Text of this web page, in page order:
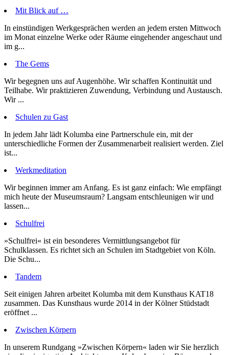
Mit Blick auf …
In einstündigen Werkgesprächen werden an jedem ersten Mittwoch
im Monat einzelne Werke oder Räume eingehender angeschaut und
im g...
The Gems
Wir begegnen uns auf Augenhöhe. Wir schaffen Kontinuität und
Teilhabe. Wir praktizieren Zuwendung, Verbindung und Austausch.
Wir ...
Schulen zu Gast
In jedem Jahr lädt Kolumba eine Partnerschule ein, mit der
unterschiedliche Formen der Zusammenarbeit realisiert werden. Ziel
ist...
Werkmeditation
Wir beginnen immer am Anfang. Es ist ganz einfach: Wie empfängt
mich heute der Museumsraum? Langsam entschleunigen wir und
lassen...
Schulfrei
»Schulfrei« ist ein besonderes Vermittlungsangebot für
Schulklassen. Es richtet sich an Schulen im Stadtgebiet von Köln.
Die Schu...
Tandem
Seit einigen Jahren arbeitet Kolumba mit dem Kunsthaus KAT18
zusammen. Das Kunsthaus wurde 2014 in der Kölner Stüdstadt
eröffnet ...
Zwischen Körpern
In unserem Rundgang »Zwischen Körpern« laden wir Sie herzlich